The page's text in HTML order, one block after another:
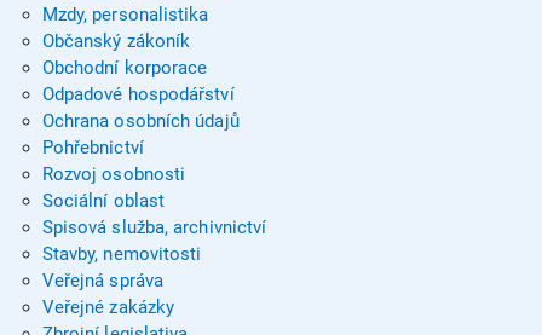
Mzdy, personalistika
Občanský zákoník
Obchodní korporace
Odpadové hospodářství
Ochrana osobních údajů
Pohřebnictví
Rozvoj osobnosti
Sociální oblast
Spisová služba, archivnictví
Stavby, nemovitosti
Veřejná správa
Veřejné zakázky